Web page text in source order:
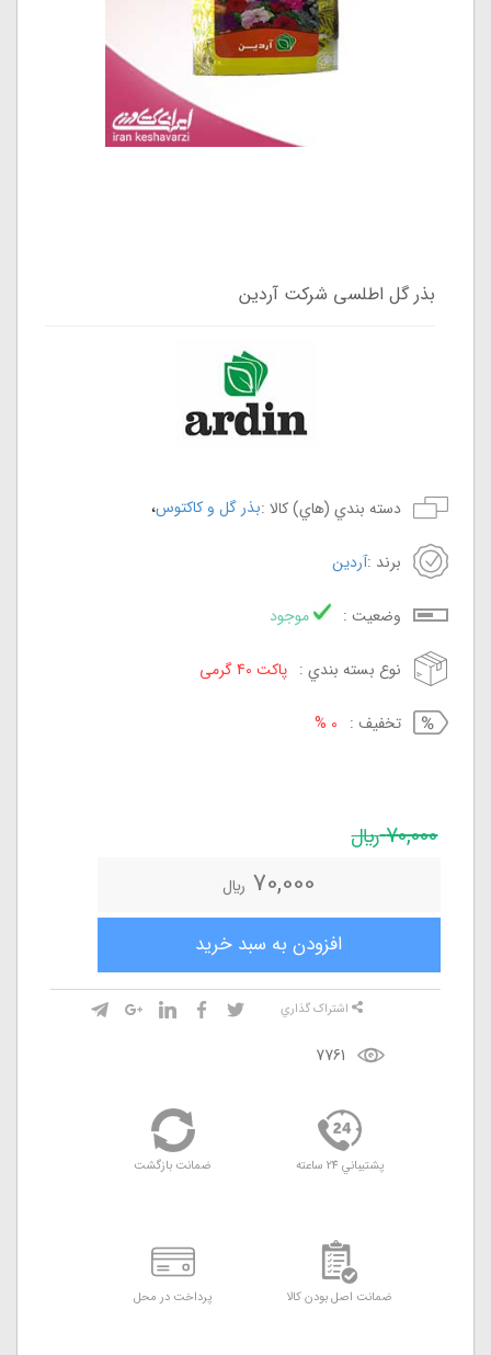
بذر گل اطلسی شرکت آردین
دسته بندي (هاي) کالا :بذر گل و کاکتوس،
برند :آردین
وضعيت : موجود
نوع بسته بندي : پاکت 40 گرمی
تخفيف : 0 %
70,000 ريال
70,000 ريال
افزودن به سبد خريد
7761
اشتراک گذاري
پشتيباني 24 ساعته ضمانت بازگشت
ضمانت اصل بودن کالا پرداخت در محل